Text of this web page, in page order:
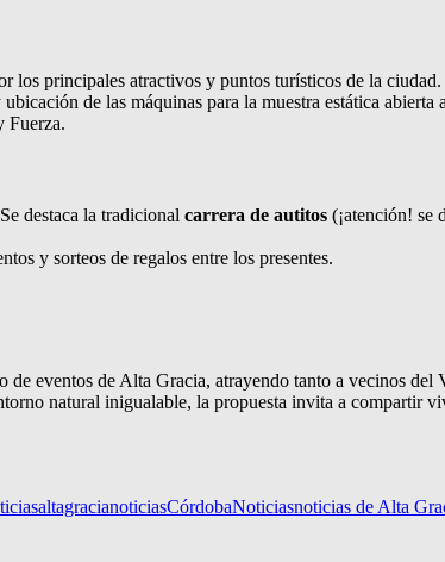
los principales atractivos y puntos turísticos de la ciudad.
ubicación de las máquinas para la muestra estática abierta
Fuerza.
destaca la tradicional carrera de autitos (¡atención! se
y sorteos de regalos entre los presentes.
eventos de Alta Gracia, atrayendo tanto a vecinos
natural inigualable, la propuesta invita a compartir
altagracianoticiasCórdobaNoticiasnoticias de Alta